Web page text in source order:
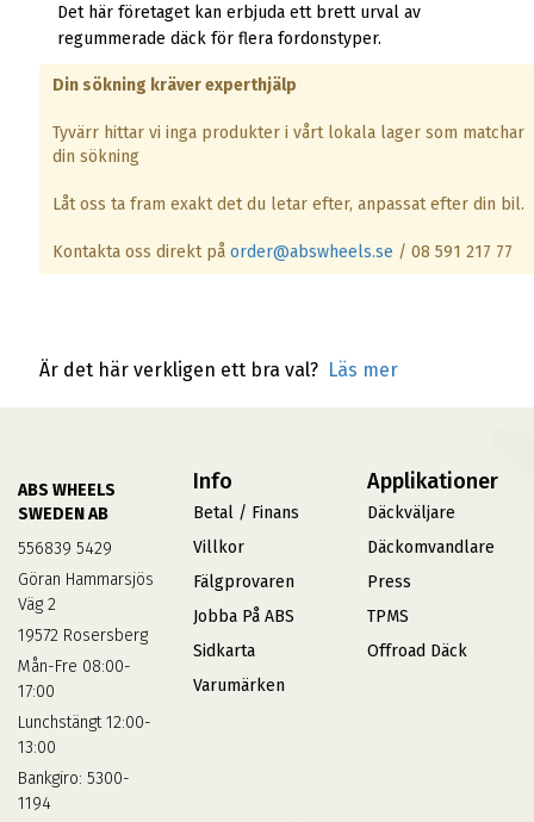
Det här företaget kan erbjuda ett brett urval av
regummerade däck för flera fordonstyper.
Din sökning kräver experthjälp
Tyvärr hittar vi inga produkter i vårt lokala lager som matchar
din sökning
Låt oss ta fram exakt det du letar efter, anpassat efter din bil.
Kontakta oss direkt påorder@abswheels.se / 08 591 217 77
Är det här verkligen ett bra val? Läs mer
ABS WHEELS
SWEDEN AB
556839 5429
Göran Hammarsjös
Väg 2
19572 Rosersberg
Mån-Fre 08:00-
17:00
Lunchstängt 12:00-
13:00
Bankgiro: 5300-
1194
Info
Betal / Finans
Villkor
Fälgprovaren
Jobba På ABS
Sidkarta
Varumärken
Applikationer
Däckväljare
Däckomvandlare
Press
TPMS
Offroad Däck